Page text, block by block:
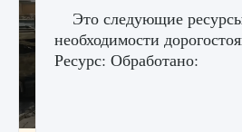
Это следующие
необходимости
Ресурс: Обработано: